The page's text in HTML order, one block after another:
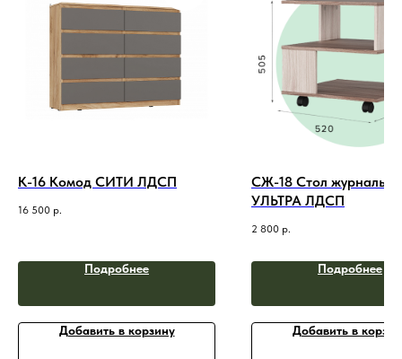
К-16 Комод СИТИ ЛДСП
16 500 р.
Подробнее
Добавить в корзину
СЖ-18 Стол
УЛЬТРА ЛДСП
2 800 р.
Подробнее
Добавить в